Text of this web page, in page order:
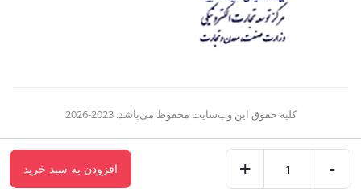
-
+ افزودن به سبد خرید
کلیه حقوق این وب‌سایت محفوظ می‌باشد. 2023-2026